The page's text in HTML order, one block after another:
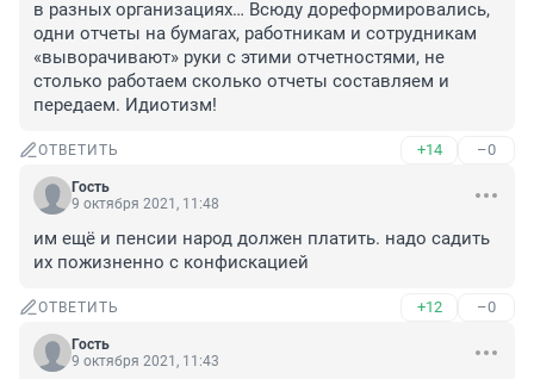
в разных организациях… Всюду дореформировались,
одни отчеты на бумагах, работникам и сотрудникам
«выворачивают» руки с этими отчетностями, не
столько работаем сколько отчеты составляем и
передаем. Идиотизм!
ОТВЕТИТЬ +14 –0
Гость
9 октября 2021, 11:48
им ещë и пенсии народ должен платить. надо садить
их пожизненно с конфискацией
ОТВЕТИТЬ +12 –0
Гость
9 октября 2021, 11:43